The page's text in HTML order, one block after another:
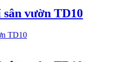
vườn TD10